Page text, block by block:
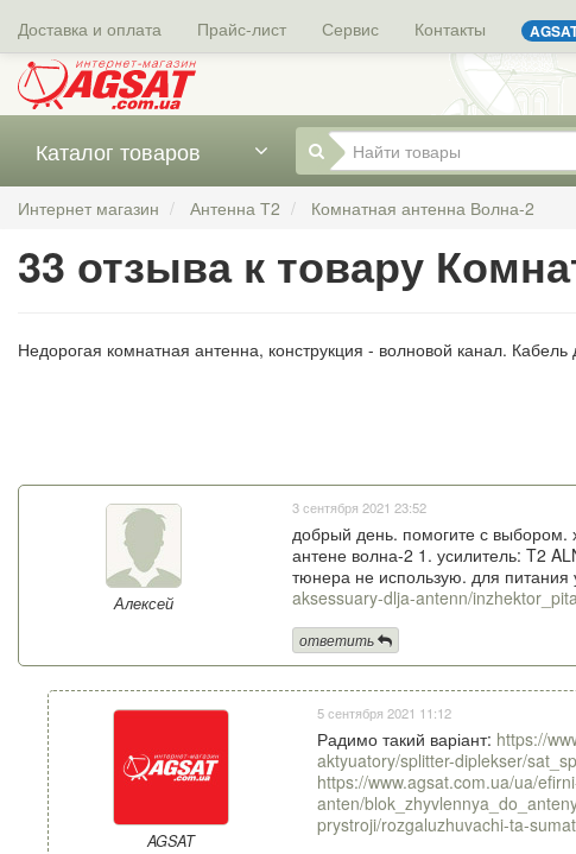
Доставка и оплата Прайс-лист Сервис Контакты
Каталог товаров
Интернет магазин Антенна Т2 Комнатная антенна Волна-2
33 отзыва к товару
Недорогая комнатная антенна, конструкция - волновой канал.
Алексей
3 сентября 2021 23:52
добрый день. помогите с выбором.
антене волна-2 1. усилитель: T2
тюнера не использую. для питания
aksessuary-dlja-antenn/
ответить
AGSAT
5 сентября 2021 11:12
Радимо такий варіант: https://
aktyuatory/splitter-diplekser/
https://www.agsat.com.ua/ua/
anten/
prystroji/rozgaluzhuvachi-ta-